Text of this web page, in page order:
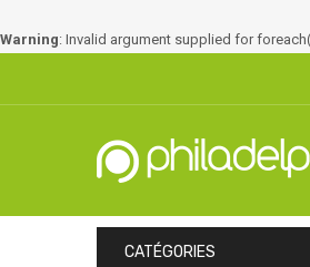
Warning: Invalid argument supplied for
CATÉGORIES